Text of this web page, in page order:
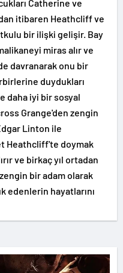
Catherine ve
itibaren Heathcliff ve
bir ilişki gelişir. Bay
miras alır ve
davranarak onu bir
duydukları
daha iyi bir sosyal
Grange'den zengin
Linton ile
Heathcliff'te doymak
ve birkaç yıl ortadan
bir adam olarak
edenlerin hayatlarını